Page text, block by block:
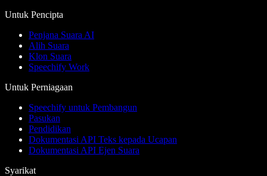
Untuk Pencipta
Penjana Suara AI
Alih Suara
Klon Suara
Speechify Work
Untuk Perniagaan
Speechify untuk Pembangun
Pasukan
Pendidikan
Dokumentasi API Teks kepada Ucapan
Dokumentasi API Ejen Suara
Syarikat